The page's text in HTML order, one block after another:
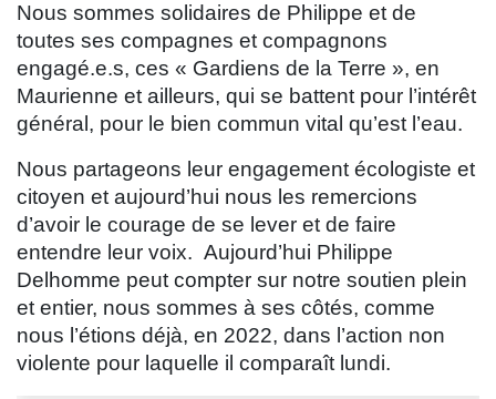
Nous sommes solidaires de Philippe et de
toutes ses compagnes et compagnons
engagé.e.s, ces « Gardiens de la Terre », en
Maurienne et ailleurs, qui se battent pour l’intérêt
général, pour le bien commun vital qu’est l’eau.
Nous partageons leur engagement écologiste et
citoyen et aujourd’hui nous les remercions
d’avoir le courage de se lever et de faire
entendre leur voix. Aujourd’hui Philippe
Delhomme peut compter sur notre soutien plein
et entier, nous sommes à ses côtés, comme
nous l’étions déjà, en 2022, dans l’action non
violente pour laquelle il comparaît lundi.